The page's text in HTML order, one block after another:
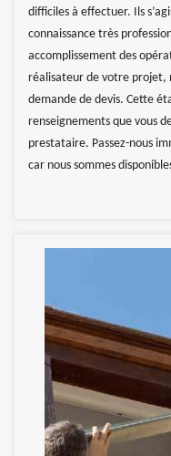
difficiles à effectuer. Ils
connaissance très
accomplissement des
réalisateur de votre projet,
demande de devis. Cette
renseignements que vous
prestataire. Passez-nous
car nous sommes